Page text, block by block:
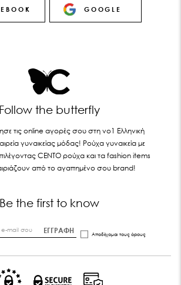
GOOGLE
Follow the butterfly
τις online αγορές σου στη νο1 Ελληνική
γυναικείας μόδας! Ρούχα γυναικεία με
CENTO ρούχα και τα fashion items
από το αγαπημένο σου brand!
Be the first to know
ΕΓΓΡΑΦΗ Αποδέχομαι τους όρους